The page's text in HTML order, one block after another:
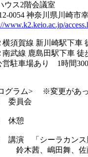
2階会議室
神奈川県川崎市幸
www.k2.keio.ac.jp/
須賀線 新川崎駅下車
鹿島田駅下車 徒
車場あり 1時間300
グラム> ※変更があっ
委員会
休憩
講演 「シーラカンス
嶋田舞、佐藤 隆